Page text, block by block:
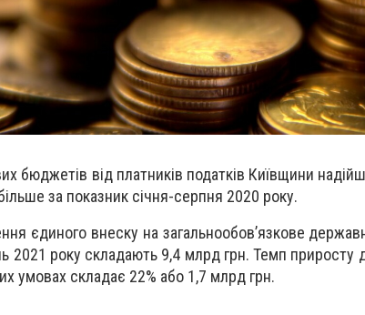
бюджетів від платників податків Київщини
за показник січня-серпня 2020 року.
єдиного внеску на загальнообов’язкове
2021 року складають 9,4 млрд грн. Темп приросту
умовах складає 22% або 1,7 млрд грн.